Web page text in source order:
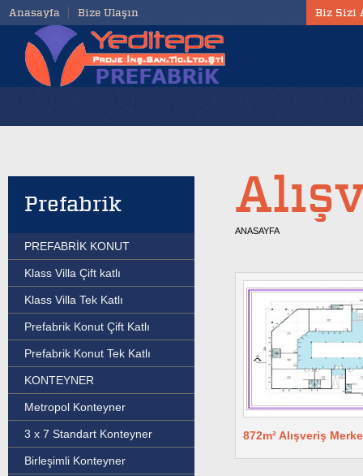
Biz Sizi
Anasayfa Bize Ulaşın
Prefabrik
PREFABRİK KONUT
Klass Villa Çift katlı
Klass Villa Tek Katlı
Prefabrik Konut Çift Katlı
Prefabrik Konut Tek Katlı
KONTEYNER
Metropol Konteyner
3 x 7 Standart Konteyner
Birleşimli Konteyner
ANASAYFA
872m² Alışveriş